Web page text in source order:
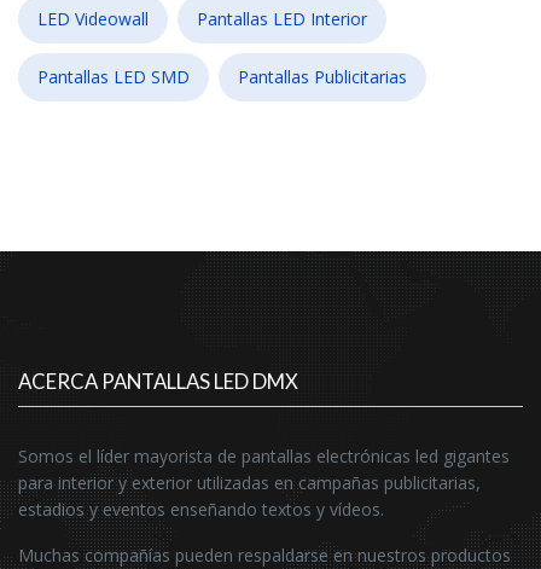
LED Videowall Pantallas LED Interior
Pantallas LED SMD Pantallas Publicitarias
ACERCA PANTALLAS LED DMX
Somos el líder mayorista de pantallas electrónicas led gigantes
para interior y exterior utilizadas en campañas publicitarias,
estadios y eventos enseñando textos y vídeos.
Muchas compañías pueden respaldarse en nuestros productos